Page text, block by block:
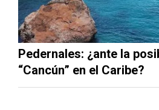
Pedernales: ¿ante la
“Cancún” en el Caribe?